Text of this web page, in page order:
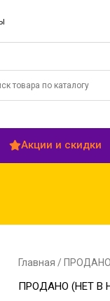
Акции и скидки
Главная / ПРОДАНО
ПРОДАНО (НЕТ В